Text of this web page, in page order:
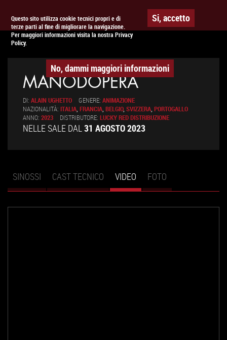
Questo sito utilizza cookie tecnici propri e di
terze parti al fine di migliorare la navigazione.
Per maggiori informazioni visita la nostra Privacy
Policy.
Si, accetto
No, dammi maggiori informazioni
APPUNTAMENTO AL CINEMA
MANODOPERA
DI: ALAIN UGHETTO GENERE: ANIMAZIONE
NAZIONALITÀ: ITALIA,FRANCIA,BELGIO,SVIZZERA,PORTOGALLO
ANNO: 2023 DISTRIBUTORE: LUCKY RED DISTRIBUZIONE
NELLE SALE DAL31 AGOSTO 2023
Schede primarie
SINOSSI CAST TECNICO VIDEO (SCHEDA
ATTIVA)
FOTO